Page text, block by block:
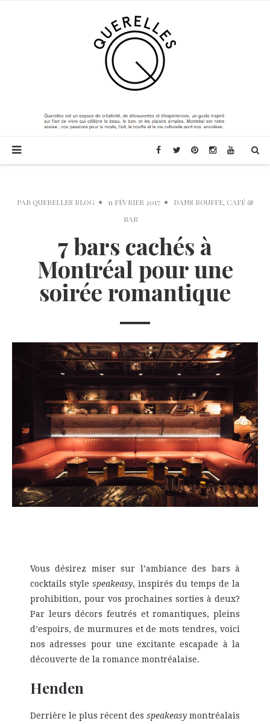
PAR QUERELLES BLOG 11 FÉVRIER 2017 DANS BOUFFE, CAFÉ &
BAR
7 bars cachés à
Montréal pour une
soirée romantique
Vous désirez miser sur l’ambiance des bars à
cocktails style speakeasy, inspirés du temps de la
prohibition, pour vos prochaines sorties à deux?
Par leurs décors feutrés et romantiques, pleins
d’espoirs, de murmures et de mots tendres, voici
nos adresses pour une excitante escapade à la
découverte de la romance montréalaise.
Henden
Derrière le plus récent des speakeasy montréalais